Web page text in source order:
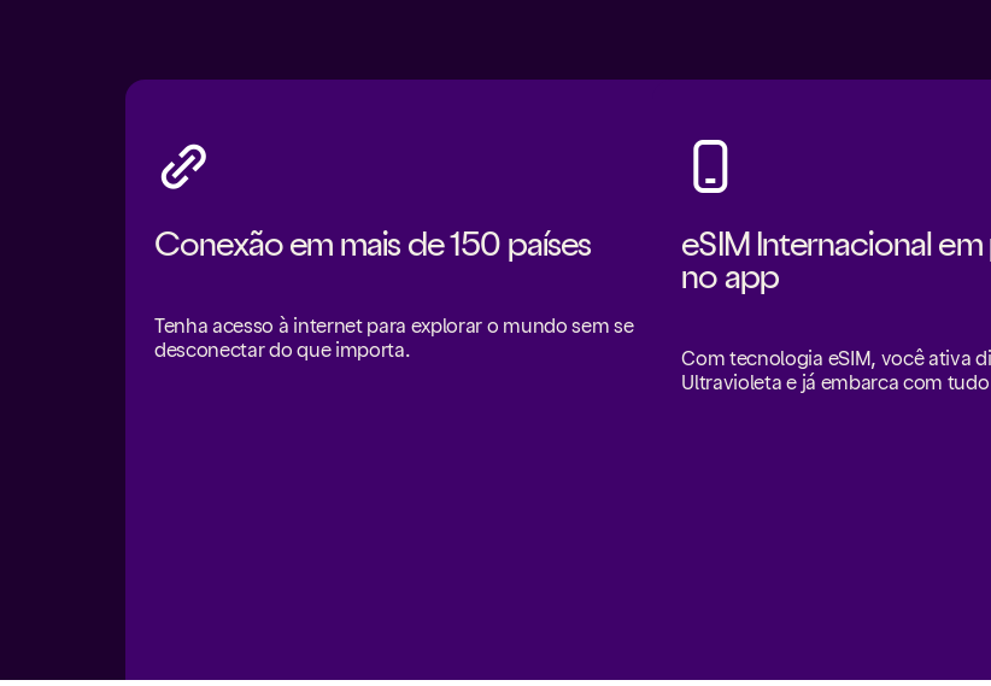
Conexão em mais de 150 países
Tenha acesso à internet para explorar o mundo sem se
desconectar do que importa.
eSIM Internacional em
no app
Com tecnologia eSIM, você ativa
Ultravioleta e já embarca com